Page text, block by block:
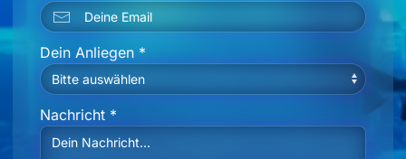
Dein Anliegen *
Nachricht *